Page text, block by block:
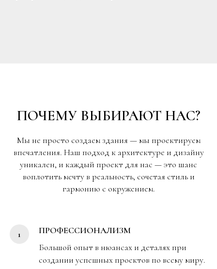
ПОЧЕМУ ВЫБИРАЮТ НАС?
Мы не просто создаем здания — мы проектируем
впечатления. Наш подход к архитектуре и дизайну
уникален, и каждый проект для нас — это шанс
воплотить мечту в реальность, сочетая стиль и
гармонию с окружением.
ПРОФЕССИОНАЛИЗМ
Большой опыт в нюансах и деталях при
создании успешных проектов по всему миру.